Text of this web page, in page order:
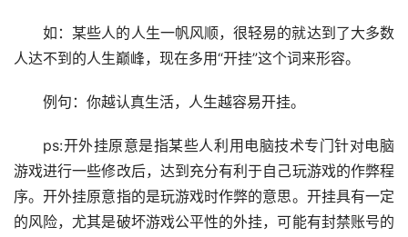
如：某些人的人生一帆风顺，很轻易的就达到了大多数
人达不到的人生巅峰，现在多用“开挂”这个词来形容。
例句：你越认真生活，人生越容易开挂。
ps:开外挂原意是指某些人利用电脑技术专门针对电脑
游戏进行一些修改后，达到充分有利于自己玩游戏的作弊程
序。开外挂原意指的是玩游戏时作弊的意思。开挂具有一定
的风险，尤其是破坏游戏公平性的外挂，可能有封禁账号的